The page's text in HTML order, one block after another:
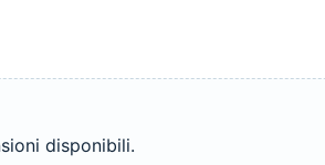
disponibili.